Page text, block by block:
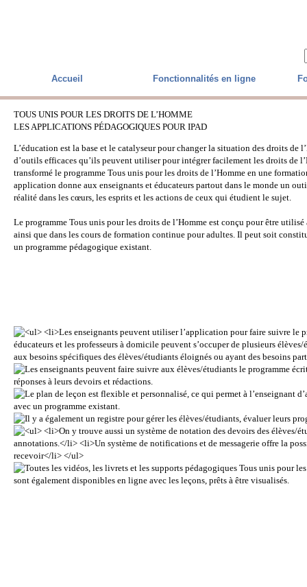
Accueil Fonctionnalités en ligne
TOUS UNIS POUR LES DROITS DE L’HOMME
LES APPLICATIONS PÉDAGOGIQUES POUR IPAD
L’éducation est la base et le catalyseur pour changer la situation des droits de
d’outils efficaces qu’ils peuvent utiliser pour intégrer facilement les droits de
transformé le programme Tous unis pour les droits de l’Homme en une
application donne aux enseignants et éducateurs partout dans le monde un
réalité dans les cœurs, les esprits et les actions de ceux qui étudient le sujet.
Le programme Tous unis pour les droits de l’Homme est conçu pour être
ainsi que dans les cours de formation continue pour adultes. Il peut soit
un programme pédagogique existant.